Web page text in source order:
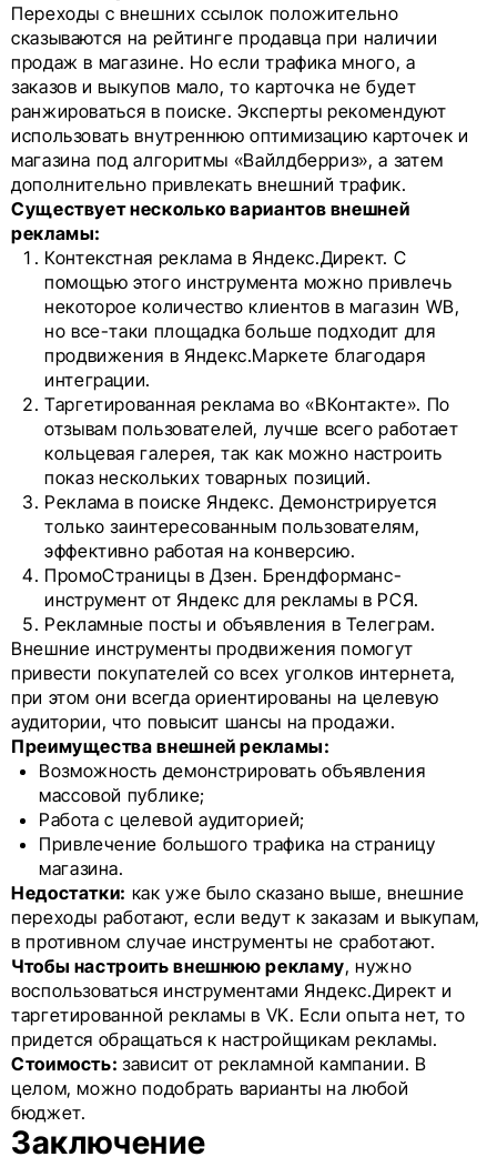
Переходы с внешних ссылок положительно
сказываются на рейтинге продавца при наличии
продаж в магазине. Но если трафика много, а
заказов и выкупов мало, то карточка не будет
ранжироваться в поиске. Эксперты рекомендуют
использовать внутреннюю оптимизацию карточек и
магазина под алгоритмы «Вайлдберриз», а затем
дополнительно привлекать внешний трафик.
Существует несколько вариантов внешней
рекламы:
Контекстная реклама в Яндекс.Директ. С
помощью этого инструмента можно привлечь
некоторое количество клиентов в магазин WB,
но все-таки площадка больше подходит для
продвижения в Яндекс.Маркете благодаря
интеграции.
Таргетированная реклама во «ВКонтакте». По
отзывам пользователей, лучше всего работает
кольцевая галерея, так как можно настроить
показ нескольких товарных позиций.
Реклама в поиске Яндекс. Демонстрируется
только заинтересованным пользователям,
эффективно работая на конверсию.
ПромоСтраницы в Дзен. Брендформанс-
инструмент от Яндекс для рекламы в РСЯ.
Рекламные посты и объявления в Телеграм.
Внешние инструменты продвижения помогут
привести покупателей со всех уголков интернета,
при этом они всегда ориентированы на целевую
аудитории, что повысит шансы на продажи.
Преимущества внешней рекламы:
Возможность демонстрировать объявления
массовой публике;
Работа с целевой аудиторией;
Привлечение большого трафика на страницу
магазина.
Недостатки: как уже было сказано выше, внешние
переходы работают, если ведут к заказам и выкупам,
в противном случае инструменты не сработают.
Чтобы настроить внешнюю рекламу, нужно
воспользоваться инструментами Яндекс.Директ и
таргетированной рекламы в VK. Если опыта нет, то
придется обращаться к настройщикам рекламы.
Стоимость:зависит от рекламной кампании. В
целом, можно подобрать варианты на любой
бюджет.
Заключение